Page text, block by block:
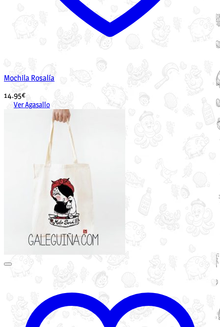
Mochila Rosalía
14.95€
Ver Agasallo